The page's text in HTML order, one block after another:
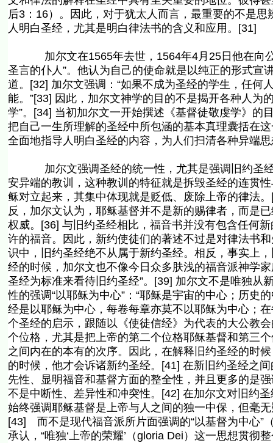
后3：16）。因此，对于犹太人而言，最重要的不是
人明白圣经，尤其是明白律法书的含义和应用。[31]
加尔文在1565年去世，1564年4月25日他在向公
圣言的仆人”。他认为自己的使命就是以纯正的形式
道。[32] 加尔文强调：“如果不成为圣经的学生，任何
能。”[33] 因此，加尔文神学的目的不是揭开各种人为
学”。[34] 当初加尔文一开始撰述《基督徒敬虔学》的
把自己一生所理解的圣经中所包涵的基本真理囊括在
全面地指导人明白圣经的内容，为人们扫清各种异端
加尔文强调圣经的统一性，尤其是强调旧约圣经
安异端的教训，这种教训的特征就是拆毁圣经的连贯
稣对立起来，其集中体现就是贬低、废除上帝的律法
反，加尔文认为，耶稣基督并不是新的赐律者，而是
权威。[36] 与旧约圣经相比，福音书并没有包含任何
许的福音。因此，新约使徒们的著述不过是对律法书
识中，旧约圣经绝不从属于新约圣经。相反，事实上
经的时候，加尔文也不像今日众多肤浅的福音派神学
圣经为标准来看待旧约圣经”。[39] 加尔文不是唯独从
性的强调“以耶稣为中心”：“耶稣是宇宙的中心；历史
经是以耶稣为中心，每卷每章亦莫不以耶稣为中心；
个圣经的启示，跟随以《使徒信经》为代表的大公教
个位格，尤其是把上帝的第二个位格耶稣基督和第三
之间内在的本有的次序。因此，在解释旧约圣经的时
的时候，他才会诉诸新约圣经。[41] 在新旧约圣经之
先性、显明福音和基督方面的整全性，并且更多的是
不是中断性、差异性和冲突性。[42] 在加尔文对旧约
始终强调耶稣基督是上帝与人之间的独一中保，但毫
[43] 而不是现代福音派所片面强调的“以基督为中心”
承认，“唯独‘上帝的荣耀’（gloria Dei）这一思想贯